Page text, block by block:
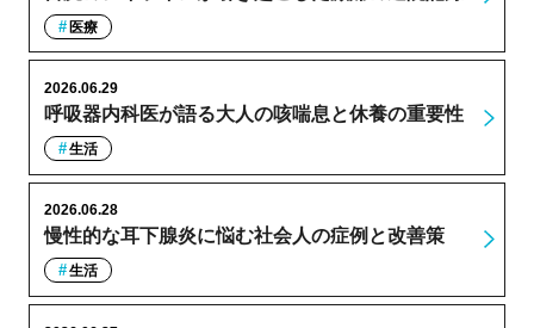
医療
呼吸器内科医が語る大人の咳喘息と休養の重要性
2026.06.29
生活
慢性的な耳下腺炎に悩む社会人の症例と改善策
2026.06.28
生活